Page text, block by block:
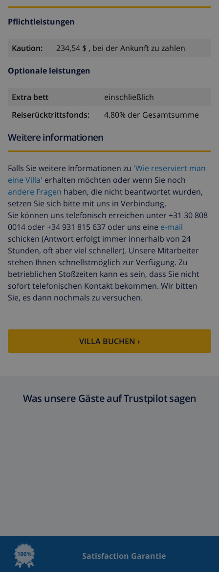
Pflichtleistungen
Kaution: 234,54 $ , bei der Ankunft zu zahlen
Optionale leistungen
Extra bett
einschließlich
Reiserücktrittsfonds:
4.80% der Gesamtsumme
Weitere informationen
Falls Sie weitere Informationen zu 'Wie reserviert man
eine Villa' erhalten möchten oder wenn Sie noch
andere Fragen haben, die nicht beantwortet wurden,
setzen Sie sich bitte mit uns in Verbindung.
Sie können uns telefonisch erreichen unter +31 30 808
0014 oder +34 931 815 637 oder uns eine e-mail
schicken (Antwort erfolgt immer innerhalb von 24
Stunden, oft aber viel schneller). Unsere Mitarbeiter
stehen Ihnen schnellstmöglich zur Verfügung. Zu
betrieblichen Stoßzeiten kann es sein, dass Sie nicht
sofort telefonischen Kontakt bekommen. Wir bitten
Sie, es dann nochmals zu versuchen.
VILLA BUCHEN ›
Was unsere Gäste auf Trustpilot sagen
Satisfaction Garantie